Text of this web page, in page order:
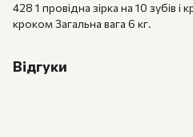
428 1 провідна зірка на 10 зубів
кроком Загальна вага 6 кг.
Відгуки